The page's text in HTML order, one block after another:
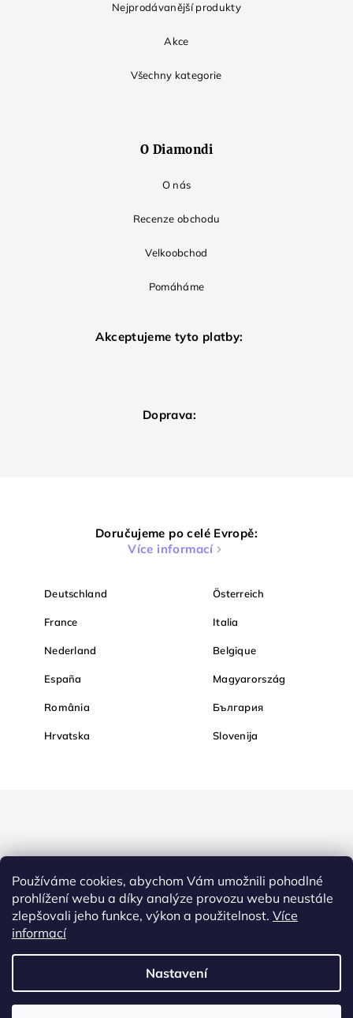
Používáme cookies, abychom Vám umožnili pohodlné
prohlížení webu a díky analýze provozu webu neustále
zlepšovali jeho funkce, výkon a použitelnost. Více
informací
Nastavení
Nejprodávanější produkty
Akce
Všechny kategorie
O Diamondi
O nás
Recenze obchodu
Velkoobchod
Pomáháme
Akceptujeme tyto platby:
Doprava:
Doručujeme po celé Evropě:
Více informací
Deutschland Österreich
France Italia
Nederland Belgique
España Magyarország
România България
Hrvatska Slovenija
Nakupujte na Diamondi bezpečně a bez obav. Díky HTTPS
podobě.